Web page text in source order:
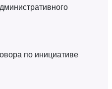
по инициативе